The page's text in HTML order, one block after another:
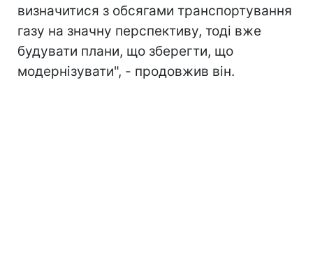
визначитися з обсягами транспортування
газу на значну перспективу, тоді вже
будувати плани, що зберегти, що
модернізувати", - продовжив він.